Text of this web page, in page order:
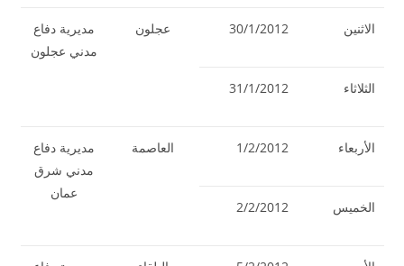
الاثنين 30/1/2012 عجلون
مديرية دفاع
مدني عجلون
الثلاثاء 31/1/2012
الأربعاء 1/2/2012 العاصمة
مديرية دفاع
مدني شرق
عمان
الخميس
2/2/2012